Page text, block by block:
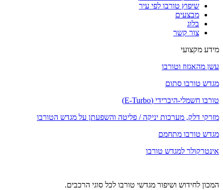
שיפוץ טורבו לפי עיר
מבצעים
בלוג
צור קשר
מידע מקצועי
עשן מהאגזוז וטורבו
מגדש טורבו סתום
טורבו חשמלי-היברידי (E-Turbo)
מזרקי דלק, מערכות יניקה / פליטה והשפעתן על מגדש הטורבו
מגדש טורבו מתחמם
אינטרקולר למגדש טורבו
המכון לחידוש ושיפור מגדשי טורבו לכל סוגי הרכבים.